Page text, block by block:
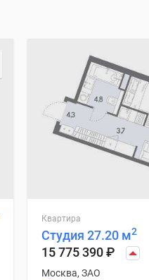
Квартира
Студия 27.20 м2
15 775 390₽
Москва, ЗАО